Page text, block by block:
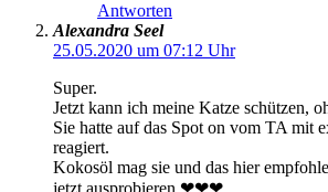
Antworten
Alexandra Seel
25.05.2020 um 07:12 Uhr
Super.
Jetzt kann ich meine Katze schützen,
Sie hatte auf das Spot on vom TA mit
reagiert.
Kokosöl mag sie und das hier